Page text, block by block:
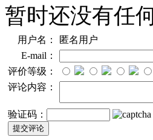
暂时还没有任
用户名：
匿名用户
E-mail：
评价等级：
评论内容：
验证码：